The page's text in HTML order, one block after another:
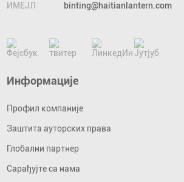
ИМЕЈЛ
binting@haitianlantern.com
Информације
Профил компаније
Заштита ауторских права
Глобални партнер
Сарађујте са нама